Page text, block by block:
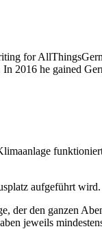
for
2016 he gained
aufgeführt wird.
der den ganzen
jeweils